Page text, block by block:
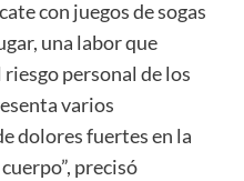
con juegos de sogas
una labor que
personal de los
varios
dolores fuertes en la
precisó